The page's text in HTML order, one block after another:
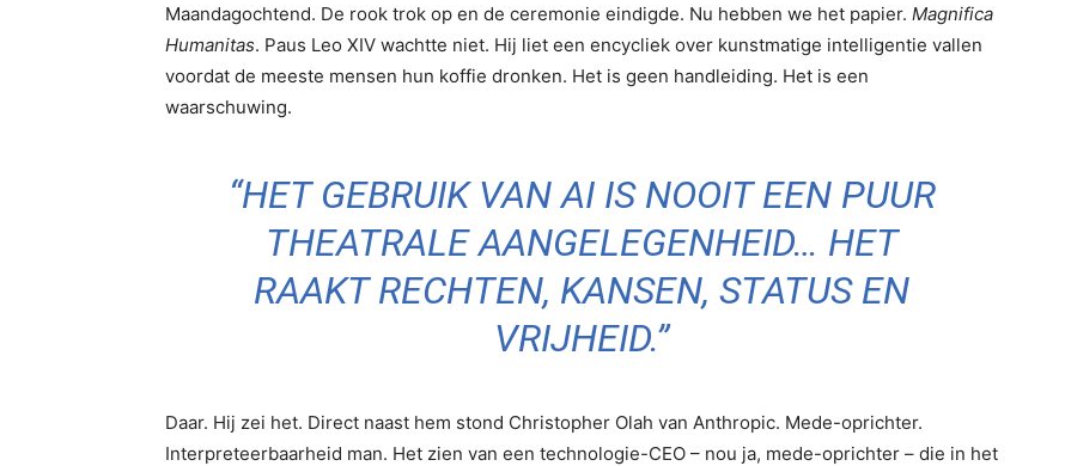
Deals
Maandagochtend. De rook trok op en de ceremonie eindigde. Nu hebben we het papier. Magnifica
Humanitas. Paus Leo XIV wachtte niet. Hij liet een encycliek over kunstmatige intelligentie vallen
voordat de meeste mensen hun koffie dronken. Het is geen handleiding. Het is een
waarschuwing.
“HET GEBRUIK VAN AI IS NOOIT EEN PUUR
THEATRALE AANGELEGENHEID… HET
RAAKT RECHTEN, KANSEN, STATUS EN
VRIJHEID.”
Daar. Hij zei het. Direct naast hem stond Christopher Olah van Anthropic. Mede-oprichter.
Interpreteerbaarheid man. Het zien van een technologie-CEO – nou ja, mede-oprichter – die in het